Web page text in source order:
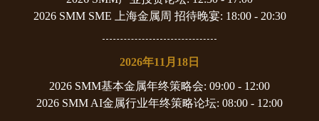
2026 SMM SME 上海金属周 招待晚宴: 18:00 - 20:30
2026年11月18日
2026 SMM基本金属年终策略会: 09:00 - 12:00
2026 SMM AI金属行业年终策略论坛: 08:00 - 12:00